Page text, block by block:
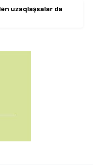
uzaqlaşsalar da